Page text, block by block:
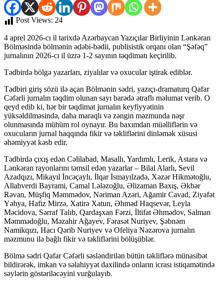
Post Views: 24
4 aprel 2026-cı il tarixdə Azərbaycan Yazıçılar Birliyinin Lənkəran
Bölməsində bölmənin ədəbi-bədii, publisistik orqanı olan “Şəfəq”
jurnalının 2026-cı il üzrə 1-2 sayının təqdimatı keçirilib.
Tədbirdə bölgə yazarları, ziyalılar və oxucular iştirak ediblər.
Tədbiri giriş sözü ilə açan Bölmənin sədri, yazıçı-dramaturq Qafar
Cəfərli jurnalın təqdim olunan sayı barədə ətraflı məlumat verib. O
qeyd edib ki, hər bir təqdimat jurnalın keyfiyyətinin
yüksəldilməsində, daha maraqlı və zəngin məzmunda nəşr
olunmasında mühüm rol oynayır. Bu baxımdan müəlliflərin və
oxucuların jurnal haqqında fikir və təkliflərini dinləmək xüsusi
əhəmiyyət kəsb edir.
Tədbirdə çıxış edən Cəlilabad, Masallı, Yardımlı, Lerik, Astara və
Lənkəran rayonlarını təmsil edən yazarlar – Bilal Alarlı, Sevil
Azadqızı, Mikayıl İncəçaylı, İlqar İsmayılzadə, Xəzər Hikmətoğlu,
Allahverdi Bayrami, Camal Lələzoğlu, Əlizaman Baxış, Əkbər
Rəvan, Müşfiq Məmmədov, Nəriman Azəri, Ağamir Cavad, Ziyafət
Yəhya, Hafiz Mirzə, Xatirə Xatun, Əhməd Haqsevər, Leyla
Məcidova, Sərraf Talıb, Qardaşxan Fərzi, İltifat Əhmədov, Salman
Məmmədoğlu, Məzahir Ağayev, Fərasət Nuriyev, Şəbnəm
Namikqızı, Hacı Qərib Nuriyev və Ofeliya Nəzərova jurnalın
məzmunu ilə bağlı fikir və təkliflərini bölüşüblər.
Bölmə sədri Qafar Cəfərli səsləndirilən bütün təkliflərə münasibət
bildirərək, imkan və səlahiyyət daxilində onların icrası istiqamətində
səylərin göstəriləcəyini vurğulayıb.